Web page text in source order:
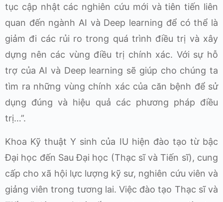
tục cập nhật các nghiên cứu mới và tiên tiến liên
quan đến ngành AI và Deep learning để có thể là
giảm đi các rủi ro trong quá trình điều trị và xây
dựng nên các vùng điều trị chính xác. Với sự hỗ
trợ của AI và Deep learning sẽ giúp cho chúng ta
tìm ra những vùng chính xác của căn bệnh để sử
dụng đúng và hiệu quả các phương pháp điều
trị…”.
Khoa Kỹ thuật Y sinh của IU hiện đào tạo từ bậc
Đại học đến Sau Đại học (Thạc sĩ và Tiến sĩ), cung
cấp cho xã hội lực lượng kỹ sư, nghiên cứu viên và
giảng viên trong tương lai. Việc đào tạo Thạc sĩ và